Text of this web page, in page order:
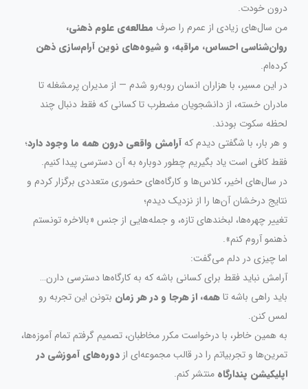
درون خودت.
من سال‌های زیادی از عمرم را صرف مطالعه‌ی علوم ذهنی،
روان‌شناسی احساس، مراقبه، و شیوه‌های نوین آرام‌سازی ذهن
کرده‌ام.
در این مسیر، با هزاران انسان روبه‌رو شدم — از مدیران پرمشغله تا
مادران خسته، از دانشجویان مضطرب تا کسانی که فقط دنبال چند
لحظه سکوت بودند.
و هر بار، با شگفتی دیدم که آرامش واقعی درون همه ما وجود دارد؛
فقط کافی است یاد بگیریم چطور دوباره به آن دسترسی پیدا کنیم.
در سال‌های اخیر، کلاس‌ها و کارگاه‌های حضوری متعددی برگزار کردم و
نتایج درخشان آن‌ها را از نزدیک دیدم؛
تغییر چهره‌ها، لبخندهای تازه، و جمله‌هایی از جنس «بالاخره تونستم
ذهنمو آروم کنم».
اما چیزی در دلم می‌گفت:
آرامش نباید فقط برای کسانی باشه که به کارگاه‌ها دسترسی دارن…
باید راهی باشه تاهمه، از هرجا و در هر زمان بتونن این تجربه رو
لمس کنن.
به همین خاطر، با درخواست مکرر مخاطبان، تصمیم گرفتم تمام آموزه‌ها،
تمرین‌ها و تجربیاتم را در قالب مجموعه‌ای از دوره‌های آموزشی در
اپلیکیشن پندارگاه منتشر کنم.